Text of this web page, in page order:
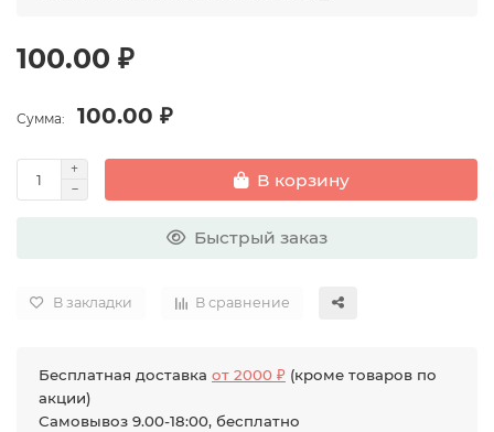
100.00 ₽
Сумма: 100.00 ₽
В корзину
Быстрый заказ
В закладки В сравнение
Бесплатная доставка от 2000 ₽ (кроме товаров по
акции)
Самовывоз 9.00-18:00, бесплатно